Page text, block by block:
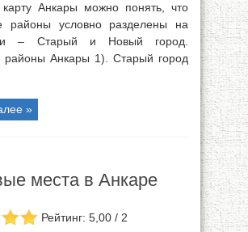
Анкары можно понять, что
районы условно разделены на
– Старый и Новый город.
районы Анкары 1). Старый город
»
места в Анкаре
Рейтинг: 5,00 / 2